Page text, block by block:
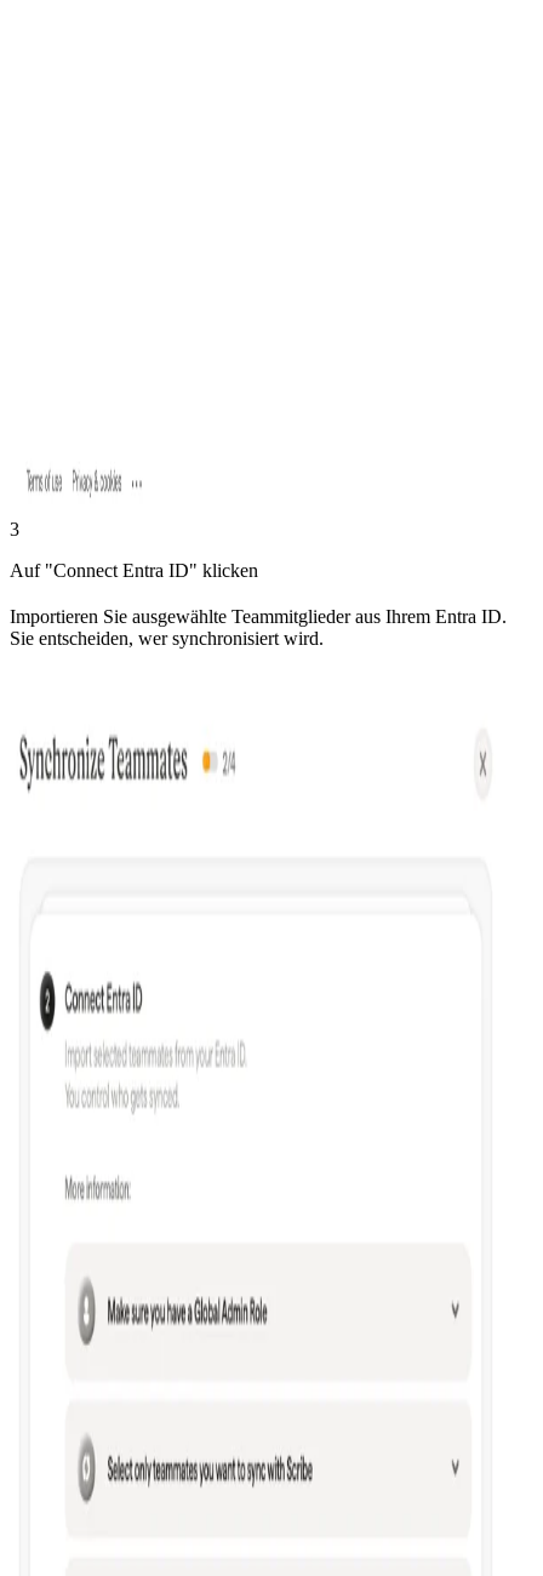
3
Auf "Connect Entra ID" klicken
Importieren Sie ausgewählte Teammitglieder aus Ihrem Entra ID.
Sie entscheiden, wer synchronisiert wird.